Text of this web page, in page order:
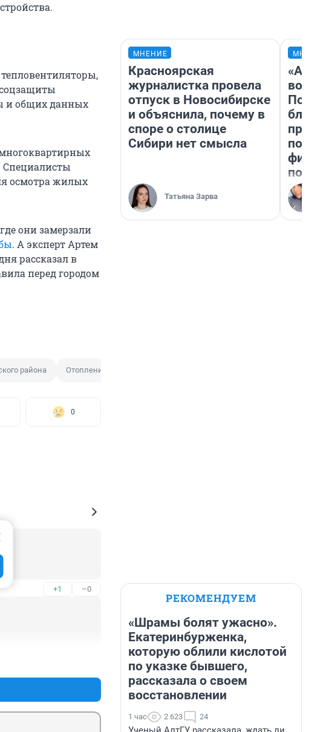
и общих данных
Специалисты
осмотра жилых
они замерзали
. А эксперт Артем
рассказал в
перед городом
района Отопление
0
+1 –0
МНЕНИЕ
Красноярская
журналистка провела
отпуск в Новосибирске
и объяснила, почему в
споре о столице
Сибири нет смысла
Татьяна Зарва
вот
РЕКОМЕНДУЕМ
«Шрамы болят ужасно».
Екатеринбурженка,
которую облили кислотой
по указке бывшего,
рассказала о своем
восстановлении
1 час 2 623 24